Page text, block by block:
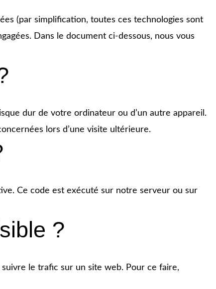
(par simplification, toutes ces technologies sont
Dans le document ci-dessous, nous vous
dur de votre ordinateur ou d’un autre appareil.
lors d’une visite ultérieure.
Ce code est exécuté sur notre serveur ou sur
?
le trafic sur un site web. Pour ce faire,